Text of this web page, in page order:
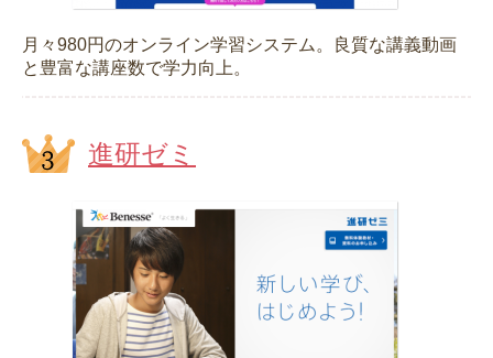
月々980円のオンライン学習システム。良質な講義動画
と豊富な講座数で学力向上。
進研ゼミ